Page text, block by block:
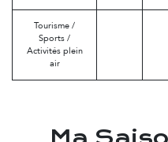
Tourisme /
Sports /
Activités plein
air